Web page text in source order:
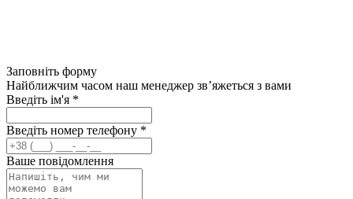
Заповніть форму
Найближчим часом наш менеджер зв’яжеться з вами
Введіть ім'я *
Введіть номер телефону *
Ваше повідомлення